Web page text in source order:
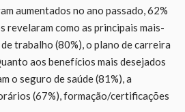
aumentados no ano passado, 62%
revelaram como as principais mais-
trabalho (80%), o plano de carreira
aos benefícios mais desejados
o seguro de saúde (81%), a
(67%), formação/certificações